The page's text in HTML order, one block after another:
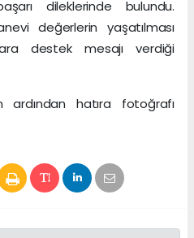
dileklerinde bulundu.
değerlerin yaşatılması
destek mesajı verdiği
ardından hatıra fotoğrafı